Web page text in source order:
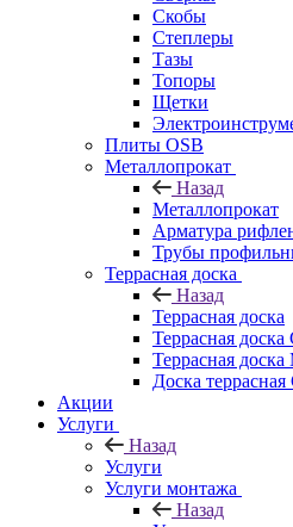
Скобы
Степлеры
Тазы
Топоры
Щетки
Плиты OSB
Металлопрокат
Назад
Металлопрокат
Арматура
Трубы
Террасная доска
Назад
Террасная доска
Террасная
Террасная
Доска
Акции
Услуги
Назад
Услуги
Услуги монтажа
Назад